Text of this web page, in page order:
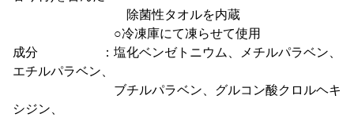
除菌性タオルを内蔵
○冷凍庫にて凍らせて使用
成分 ：塩化ベンゼトニウム、メチルパラベン、
エチルパラベン、
ブチルパラベン、グルコン酸クロルヘキ
シジン、